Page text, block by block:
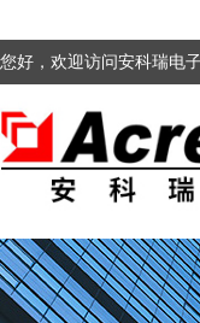
您好，欢迎访问安科瑞电